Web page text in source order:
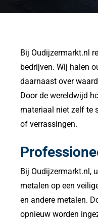
Bij Oudijzermarkt.nl
bedrijven. Wij halen
daarnaast over
Door de wereldwijd
materiaal niet zelf te
of verrassingen.
Bij Oudijzermarkt.nl,
metalen op een
en andere metalen.
opnieuw worden